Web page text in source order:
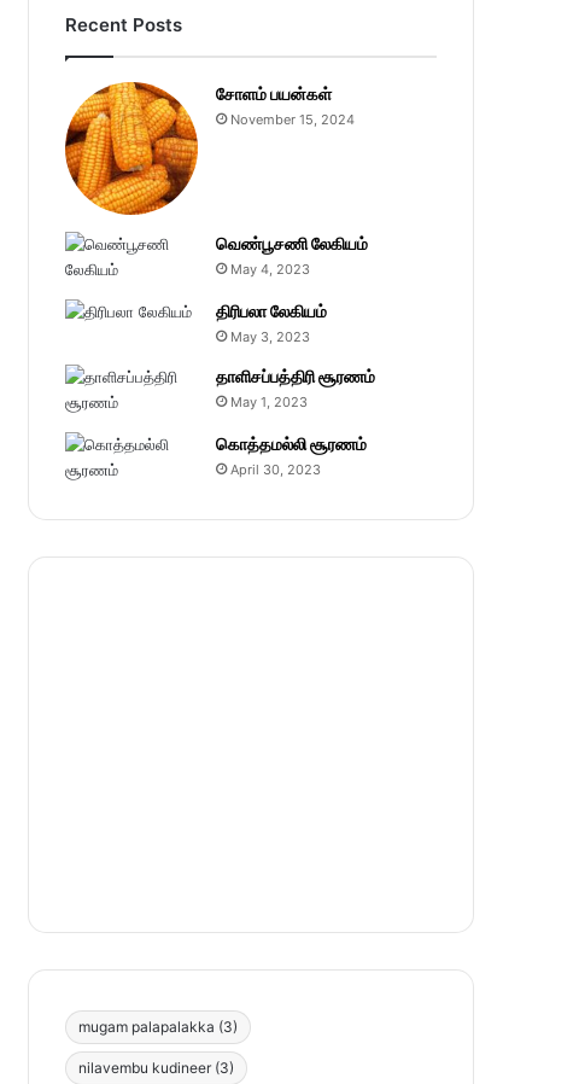
Recent Posts
சோளம் பயன்கள்
November 15, 2024
வெண்பூசணி லேகியம்
May 4, 2023
திரிபலா லேகியம்
May 3, 2023
தாளிசப்பத்திரி சூரணம்
May 1, 2023
கொத்தமல்லி சூரணம்
April 30, 2023
mugam palapalakka (3)
nilavembu kudineer (3)